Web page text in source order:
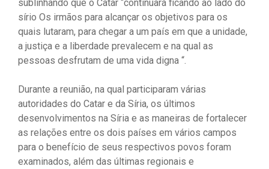
sublinhando que o Catar “continuará ficando ao lado do
sírio Os irmãos para alcançar os objetivos para os
quais lutaram, para chegar a um país em que a unidade,
a justiça e a liberdade prevalecem e na qual as
pessoas desfrutam de uma vida digna “.
Durante a reunião, na qual participaram várias
autoridades do Catar e da Síria, os últimos
desenvolvimentos na Síria e as maneiras de fortalecer
as relações entre os dois países em vários campos
para o benefício de seus respectivos povos foram
examinados, além das últimas regionais e